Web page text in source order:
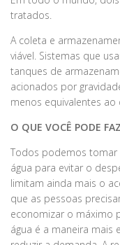
tratados.
A coleta e
viável. Sistemas que
tanques de
acionados por
menos equivalentes
O QUE VOCÊ PODE
Todos podemos
água para evitar o
limitam ainda mais o
que as pessoas
economizar o máximo
água é a maneira